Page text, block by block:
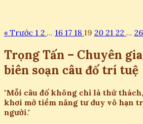
« Trước 1 2 ... 16 17 18 19 20 21 22 ... 26
Trọng Tấn – Chuyên
biên soạn câu đố trí tuệ
"Mỗi câu đố không chỉ là thử
khơi mở tiềm năng tư duy vô hạn
người."